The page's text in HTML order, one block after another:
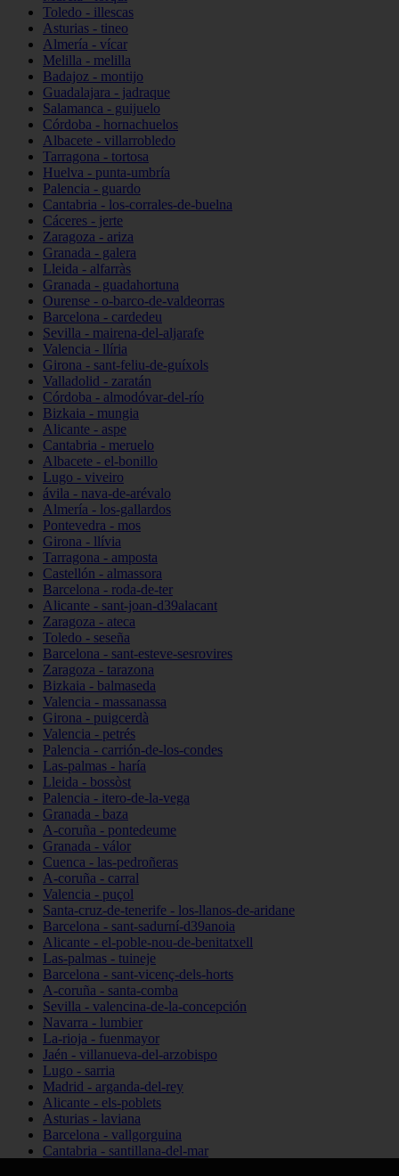
Toledo - illescas
Asturias - tineo
Almería - vícar
Melilla - melilla
Badajoz - montijo
Guadalajara - jadraque
Salamanca - guijuelo
Córdoba - hornachuelos
Albacete - villarrobledo
Tarragona - tortosa
Huelva - punta-umbría
Palencia - guardo
Cantabria - los-corrales-de-buelna
Cáceres - jerte
Zaragoza - ariza
Granada - galera
Lleida - alfarràs
Granada - guadahortuna
Ourense - o-barco-de-valdeorras
Barcelona - cardedeu
Sevilla - mairena-del-aljarafe
Valencia - llíria
Girona - sant-feliu-de-guíxols
Valladolid - zaratán
Córdoba - almodóvar-del-río
Bizkaia - mungia
Alicante - aspe
Cantabria - meruelo
Albacete - el-bonillo
Lugo - viveiro
ávila - nava-de-arévalo
Almería - los-gallardos
Pontevedra - mos
Girona - llívia
Tarragona - amposta
Castellón - almassora
Barcelona - roda-de-ter
Alicante - sant-joan-d39alacant
Zaragoza - ateca
Toledo - seseña
Barcelona - sant-esteve-sesrovires
Zaragoza - tarazona
Bizkaia - balmaseda
Valencia - massanassa
Girona - puigcerdà
Valencia - petrés
Palencia - carrión-de-los-condes
Las-palmas - haría
Lleida - bossòst
Palencia - itero-de-la-vega
Granada - baza
A-coruña - pontedeume
Granada - válor
Cuenca - las-pedroñeras
A-coruña - carral
Valencia - puçol
Santa-cruz-de-tenerife - los-llanos-de-aridane
Barcelona - sant-sadurní-d39anoia
Alicante - el-poble-nou-de-benitatxell
Las-palmas - tuineje
Barcelona - sant-vicenç-dels-horts
A-coruña - santa-comba
Sevilla - valencina-de-la-concepción
Navarra - lumbier
La-rioja - fuenmayor
Jaén - villanueva-del-arzobispo
Lugo - sarria
Madrid - arganda-del-rey
Alicante - els-poblets
Asturias - laviana
Barcelona - vallgorguina
Cantabria - santillana-del-mar